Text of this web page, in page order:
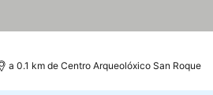
a 0.1 km de Centro Arqueolóxico San Roque